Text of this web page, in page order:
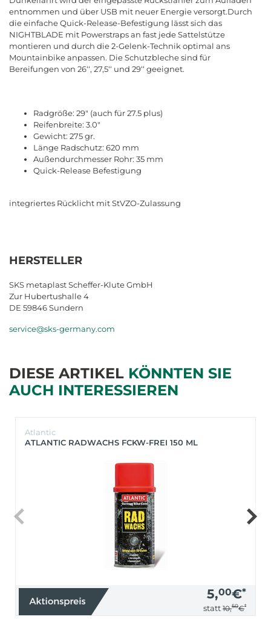
entnommen und über USB mit neuer Energie versorgt.Durch
die einfache Quick-Release-Befestigung lässt sich das
NIGHTBLADE mit Powerstraps an fast jede Sattelstütze
montieren und durch die 2-Gelenk-Technik optimal ans
Mountainbike anpassen. Die Schutzbleche sind für
Bereifungen von 26‘‘, 27,5‘‘ und 29‘‘ geeignet.
Radgröße: 29" (auch für 27.5 plus)
Reifenbreite: 3.0"
Gewicht: 275 gr.
Länge Radschutz: 620 mm
Außendurchmesser Rohr: 35 mm
Quick-Release Befestigung
integriertes Rücklicht mit StVZO-Zulassung
HERSTELLER
SKS metaplast Scheffer-Klute GmbH
Zur Hubertushalle 4
DE 59846 Sundern
service@sks-germany.com
DIESE ARTIKEL KÖNNTEN SIE
AUCH INTERESSIEREN
Atlantic
ATLANTIC RADWACHS FCKW-FREI 150 ML
5,00€*
statt 10,50€*